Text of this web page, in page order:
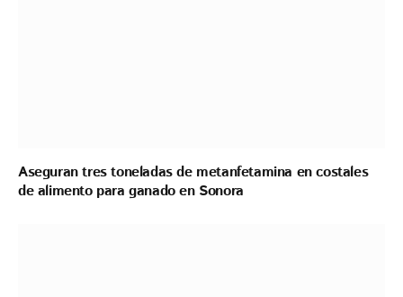
Aseguran tres toneladas de metanfetamina en costales
de alimento para ganado en Sonora